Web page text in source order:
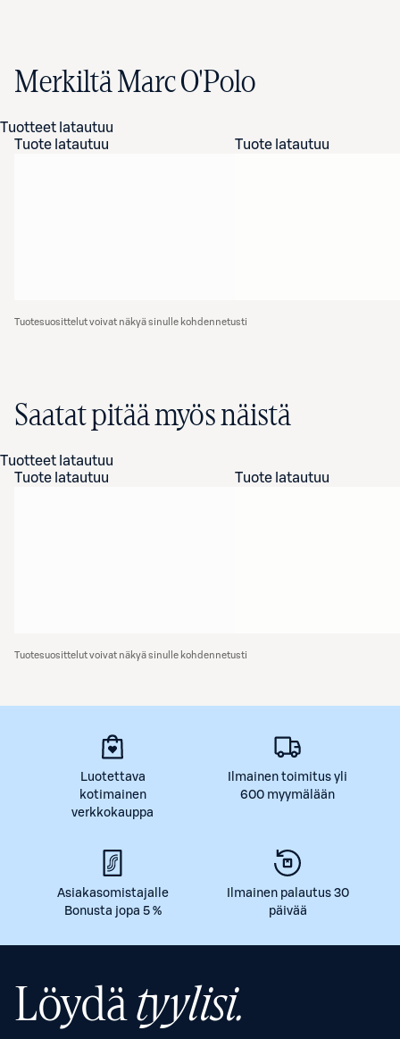
Merkiltä Marc O'Polo
Tuotteet latautuu
Tuote latautuu
Tuote latautuu
Tuotesuosittelut voivat näkyä sinulle kohdennetusti
Saatat pitää myös näistä
Tuotteet latautuu
Tuote latautuu
Tuote latautuu
Tuotesuosittelut voivat näkyä sinulle kohdennetusti
Luotettava
kotimainen
verkkokauppa
Ilmainen toimitus yli
600 myymälään
Asiakasomistajalle
Bonusta jopa 5 %
Ilmainen palautus 30
päivää
Löydätyylisi.